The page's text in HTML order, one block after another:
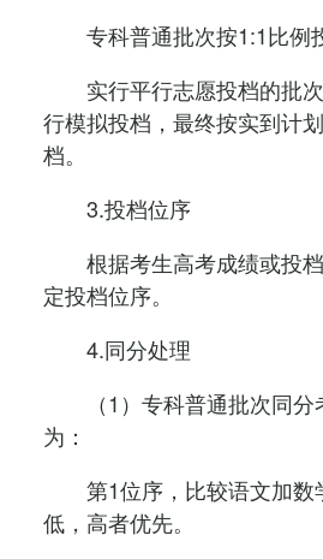
专科普通批次按1:1比例
实行平行志愿投档的批
行模拟投档，最终按实到计
档。
3.投档位序
根据考生高考成绩或投
定投档位序。
4.同分处理
（1）专科普通批次同
为：
第1位序，比较语文加
低，高者优先。